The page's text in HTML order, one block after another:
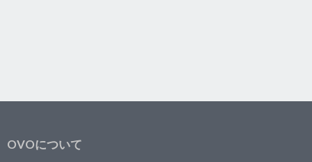
OVOについて